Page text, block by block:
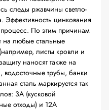
следы ржавчины светло-
Эффективность цинкования
По этим причинам
на любые стальные
листы кровли и
наносят также на
водосточные трубы, банки
сталь маркируется так
3А (кусковой
отходы) и 12А